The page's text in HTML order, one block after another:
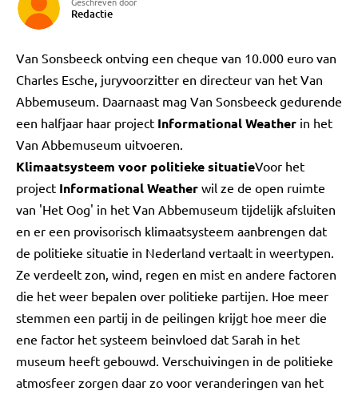
Redactie
Van Sonsbeeck ontving een cheque van 10.000 euro van
Charles Esche, juryvoorzitter en directeur van het Van
Abbemuseum. Daarnaast mag Van Sonsbeeck gedurende
een halfjaar haar project Informational Weather in het
Van Abbemuseum uitvoeren.
Klimaatsysteem voor politieke situatieVoor het
project Informational Weather wil ze de open ruimte
van 'Het Oog' in het Van Abbemuseum tijdelijk afsluiten
en er een provisorisch klimaatsysteem aanbrengen dat
de politieke situatie in Nederland vertaalt in weertypen.
Ze verdeelt zon, wind, regen en mist en andere factoren
die het weer bepalen over politieke partijen. Hoe meer
stemmen een partij in de peilingen krijgt hoe meer die
ene factor het systeem beinvloed dat Sarah in het
museum heeft gebouwd. Verschuivingen in de politieke
atmosfeer zorgen daar zo voor veranderingen van het